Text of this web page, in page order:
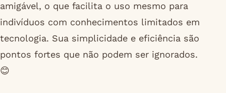
amigável, o que facilita o uso mesmo para
indivíduos com conhecimentos limitados em
tecnologia. Sua simplicidade e eficiência são
pontos fortes que não podem ser ignorados.
😊